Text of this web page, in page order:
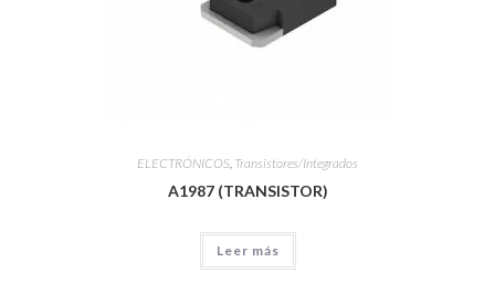
ELECTRÓNICOS, Transistores/Integrados
A1987 (TRANSISTOR)
Leer más